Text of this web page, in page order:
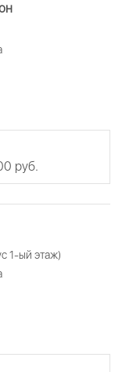
руб.
1-ый этаж)